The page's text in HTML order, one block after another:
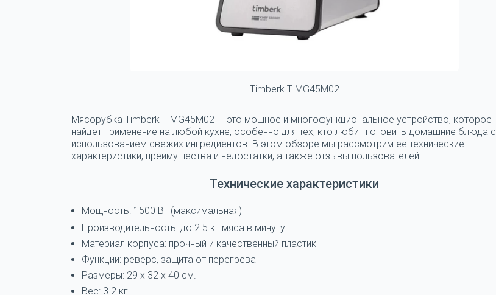
Timberk T MG45M02
Мясорубка Timberk T MG45M02 — это мощное и многофункциональное устройство, которое
найдет применение на любой кухне, особенно для тех, кто любит готовить домашние блюда с
использованием свежих ингредиентов. В этом обзоре мы рассмотрим ее технические
характеристики, преимущества и недостатки, а также отзывы пользователей.
Технические характеристики
Мощность: 1500 Вт (максимальная)
Производительность: до 2.5 кг мяса в минуту
Материал корпуса: прочный и качественный пластик
Функции: реверс, защита от перегрева
Размеры: 29 x 32 x 40 см.
Вес: 3.2 кг.